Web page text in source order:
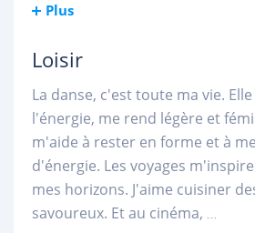
Plus
Loisir
La danse, c'est toute ma vie.
l'énergie, me rend légère et
m'aide à rester en forme et à
d'énergie. Les voyages
mes horizons. J'aime cuisiner
savoureux. Et au cinéma, ...